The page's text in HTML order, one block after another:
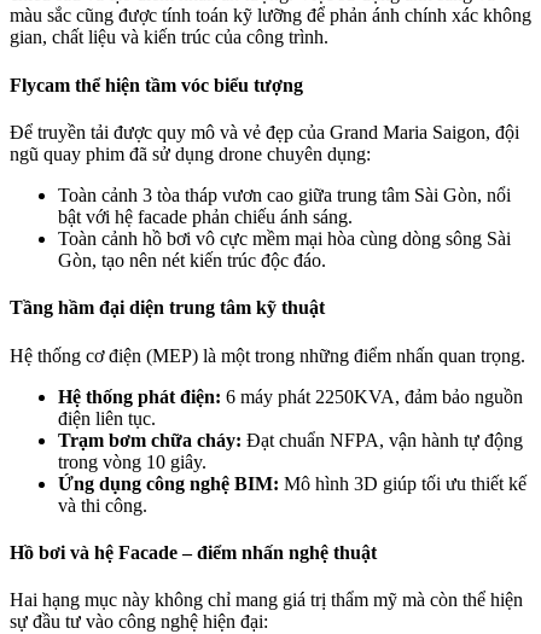
màu sắc cũng được tính toán kỹ lưỡng để phản ánh chính xác không
gian, chất liệu và kiến trúc của công trình.
Flycam thể hiện tầm vóc biểu tượng
Để truyền tải được quy mô và vẻ đẹp của Grand Maria Saigon, đội
ngũ quay phim đã sử dụng drone chuyên dụng:
Toàn cảnh 3 tòa tháp vươn cao giữa trung tâm Sài Gòn, nổi
bật với hệ facade phản chiếu ánh sáng.
Toàn cảnh hồ bơi vô cực mềm mại hòa cùng dòng sông Sài
Gòn, tạo nên nét kiến trúc độc đáo.
Tầng hầm đại diện trung tâm kỹ thuật
Hệ thống cơ điện (MEP) là một trong những điểm nhấn quan trọng.
Hệ thống phát điện: 6 máy phát 2250KVA, đảm bảo nguồn
điện liên tục.
Trạm bơm chữa cháy: Đạt chuẩn NFPA, vận hành tự động
trong vòng 10 giây.
Ứng dụng công nghệ BIM: Mô hình 3D giúp tối ưu thiết kế
và thi công.
Hồ bơi và hệ Facade – điểm nhấn nghệ thuật
Hai hạng mục này không chỉ mang giá trị thẩm mỹ mà còn thể hiện
sự đầu tư vào công nghệ hiện đại: